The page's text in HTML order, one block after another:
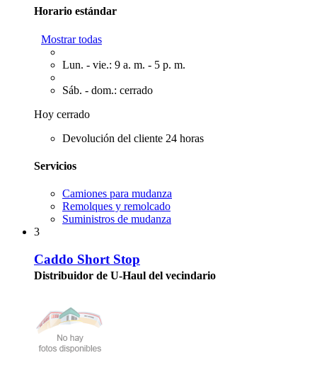
Horario estándar
Mostrar todas
Lun. - vie.: 9 a. m. - 5 p. m.
Sáb. - dom.: cerrado
Hoy cerrado
Devolución del cliente 24 horas
Servicios
Camiones para mudanza
Remolques y remolcado
Suministros de mudanza
3
Caddo Short Stop
Distribuidor de U-Haul del vecindario